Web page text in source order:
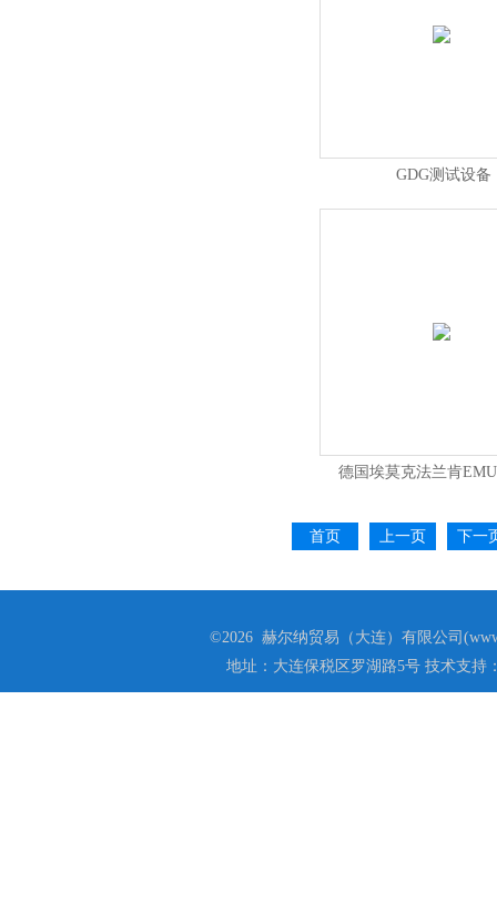
GDG测试设备
德国埃莫克法兰肯
首页 上一页 下一
©2026 赫尔纳贸易（大连）有限公司
地址：大连保税区罗湖路5号 技术支持